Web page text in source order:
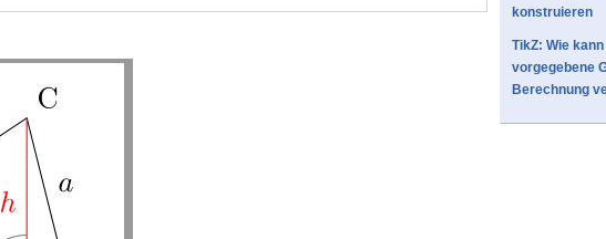
konstruieren
TikZ: Wie
vorgegebene
Berechnung